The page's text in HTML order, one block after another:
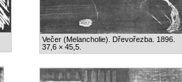
Večer (Melancholie). Dřevořezba. 1896.
37,6 × 45,5.